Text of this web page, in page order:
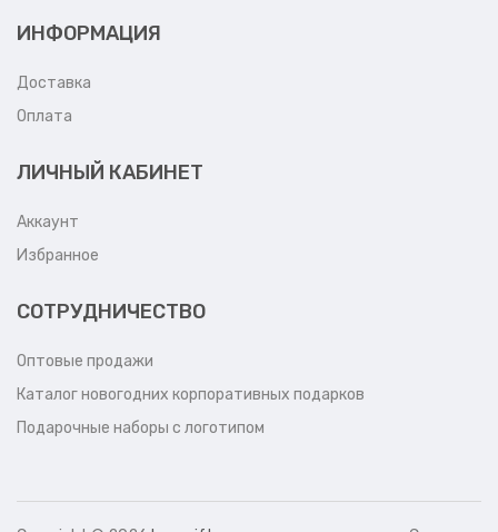
ИНФОРМАЦИЯ
Доставка
Оплата
ЛИЧНЫЙ КАБИНЕТ
Аккаунт
Избранное
СОТРУДНИЧЕСТВО
Оптовые продажи
Каталог новогодних корпоративных подарков
Подарочные наборы с логотипом